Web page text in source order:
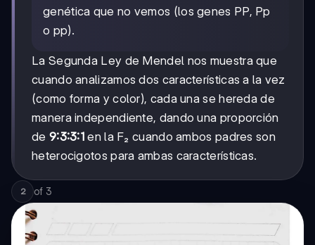
genética que no vemos (los genes PP, Pp
o pp).
La Segunda Ley de Mendel nos muestra que
cuando analizamos dos características a la vez
(como forma y color), cada una se hereda de
manera independiente, dando una proporción
de 9:3:3:1 en la F₂ cuando ambos padres son
heterocigotos para ambas características.
2 of 3